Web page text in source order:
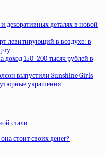
декоративных деталях в новой
левитирующий в воздухе: в
150–200 тысяч рублей в
выпустили Sunshine Girls
украшения
стали
стоит своих денег?